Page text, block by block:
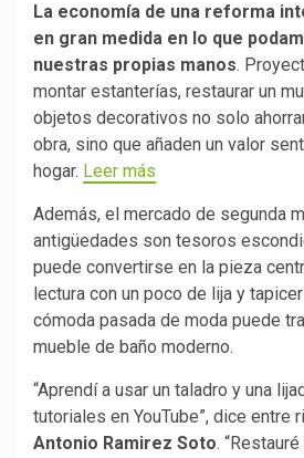
La economía de una reforma
en gran medida en lo que
nuestras propias manos.
montar estanterías, restaurar un
objetos decorativos no solo
obra, sino que añaden un valor
hogar. Leer más
Además, el mercado de segunda
antigüedades son tesoros
puede convertirse en la pieza
lectura con un poco de lija y
cómoda pasada de moda puede
mueble de baño moderno.
“Aprendí a usar un taladro y una
tutoriales en YouTube”, dice entre
Antonio Ramirez Soto.